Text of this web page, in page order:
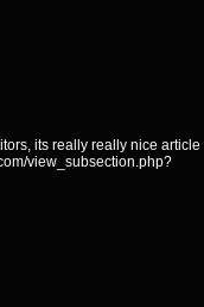
its really really nice article
view_subsection.php?